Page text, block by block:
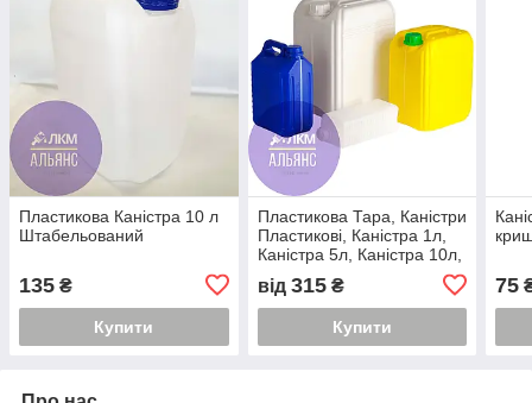
Пластикова Каністра 10 л
Штабельований
135 ₴
Купити
Пластикова Тара, Каністри
Пластикові, Каністра 1л,
Каністра 5л, Каністра 10л,
від 315₴
Купити
75